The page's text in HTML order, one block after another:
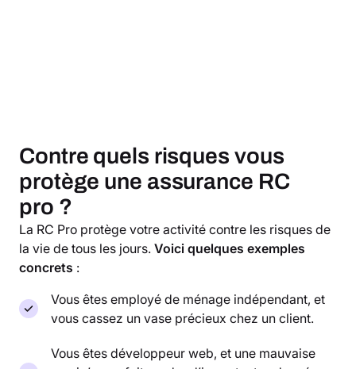
Contre quels risques vous
protège une assurance RC
pro ?
La RC Pro protège votre activité contre les risques de
la vie de tous les jours. Voici quelques exemples
concrets :
Vous êtes employé de ménage indépendant, et
vous cassez un vase précieux chez un client.
Vous êtes développeur web, et une mauvaise